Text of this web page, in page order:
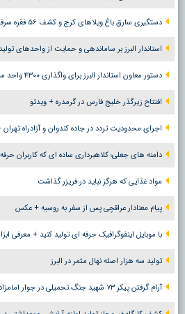
دستگیری سارق باغ ویلاهای کرج و کشف ۵۶ فقره سرقت
استاندار البرز بر ساماندهی و حمایت از واحدهای
دستور معاون استاندار البرز برای واگذاری ۴۳۰۰ واحد مسکونی در اشتهارد
افتتاح زیرگذر خلیج فارس در گرمدره + ویدئو
اجرای محدودیت تردد در جاده کندوان و آزادراه تهران – شمال ؛
دامنه های جعلی؛ کلاهبرداری ساده ای که کاربران
مواد غذایی که هرگز نباید در فریزر گذاشت
پیام معنادار عراقچی پس از سفر به روسیه + عکس
با موبایل اینفوگرافیک حرفه ای تولید کنید + معرفی
تولید سه هزار اصله نهال مثمر در البرز
آرام گرفتن پیکر ۷۳ شهید جنگ تحمیلی در جوار امامزادگان استان البرز